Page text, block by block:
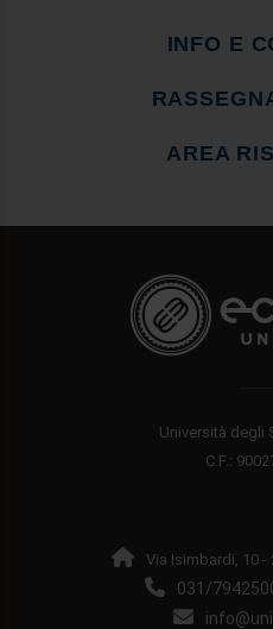
INFO E
AREA
Università degli
C.F.:
Via Isimbardi, 10 -
031/